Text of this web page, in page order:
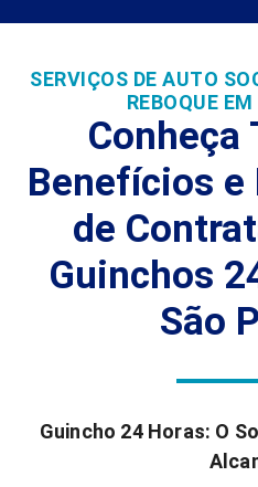
SERVIÇOS DE AUTO
REBOQUE
Conheça
Benefícios
de
Guinchos
São
Guincho 24 Horas: O